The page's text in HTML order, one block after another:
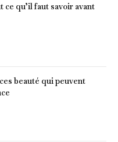
qu’il faut savoir avant
beauté qui peuvent